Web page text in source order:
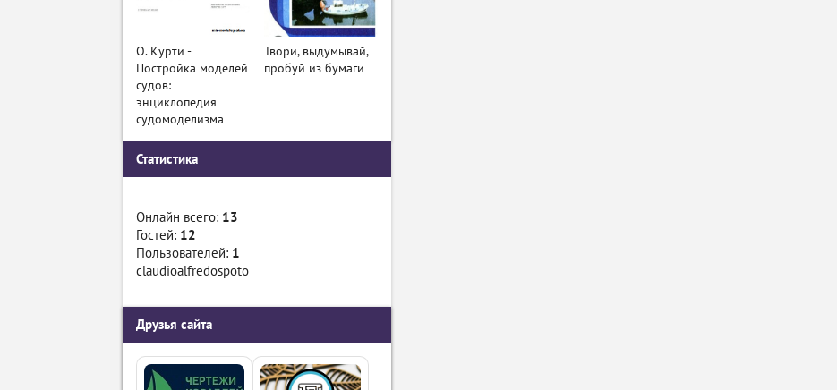
О. Курти -
Постройка моделей
судов:
энциклопедия
судомоделизма
Твори, выдумывай,
пробуй из бумаги
Статистика
Онлайн всего: 13
Гостей: 12
Пользователей: 1
claudioalfredospoto
Друзья сайта